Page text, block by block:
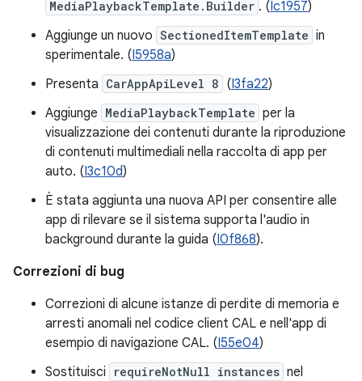
MediaPlaybackTemplate.Builder . (Ic1957)
Aggiunge un nuovo SectionedItemTemplate in
sperimentale. (I5958a)
Presenta CarAppApiLevel 8 (I3fa22)
Aggiunge MediaPlaybackTemplate per la
visualizzazione dei contenuti durante la riproduzione
di contenuti multimediali nella raccolta di app per
auto. (I3c10d)
È stata aggiunta una nuova API per consentire alle
app di rilevare se il sistema supporta l'audio in
background durante la guida (I0f868).
Correzioni di bug
Correzioni di alcune istanze di perdite di memoria e
arresti anomali nel codice client CAL e nell'app di
esempio di navigazione CAL. (I55e04)
Sostituisci
requireNotNull instances nel